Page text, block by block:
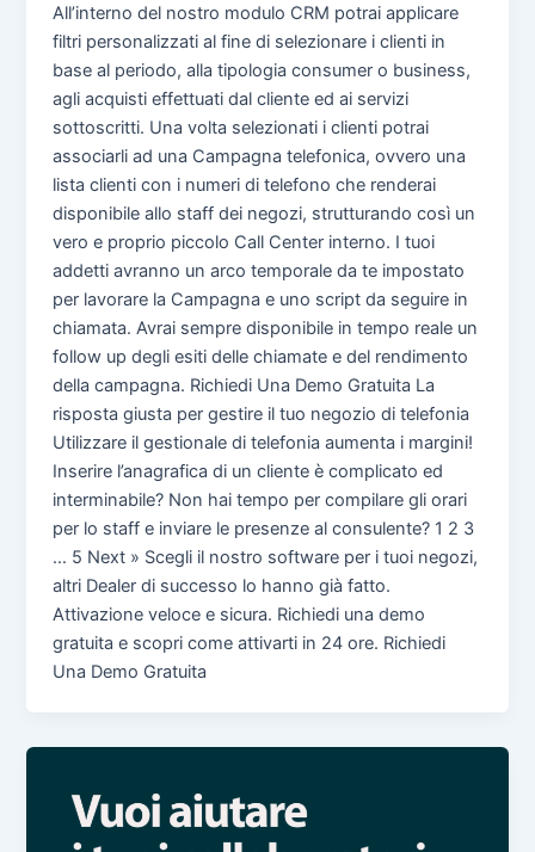
All’interno del nostro modulo CRM potrai applicare
filtri personalizzati al fine di selezionare i clienti in
base al periodo, alla tipologia consumer o business,
agli acquisti effettuati dal cliente ed ai servizi
sottoscritti. Una volta selezionati i clienti potrai
associarli ad una Campagna telefonica, ovvero una
lista clienti con i numeri di telefono che renderai
disponibile allo staff dei negozi, strutturando così un
vero e proprio piccolo Call Center interno. I tuoi
addetti avranno un arco temporale da te impostato
per lavorare la Campagna e uno script da seguire in
chiamata. Avrai sempre disponibile in tempo reale un
follow up degli esiti delle chiamate e del rendimento
della campagna. Richiedi Una Demo Gratuita La
risposta giusta per gestire il tuo negozio di telefonia
Utilizzare il gestionale di telefonia aumenta i margini!
Inserire l’anagrafica di un cliente è complicato ed
interminabile? Non hai tempo per compilare gli orari
per lo staff e inviare le presenze al consulente? 1 2 3
… 5 Next » Scegli il nostro software per i tuoi negozi,
altri Dealer di successo lo hanno già fatto.
Attivazione veloce e sicura. Richiedi una demo
gratuita e scopri come attivarti in 24 ore. Richiedi
Una Demo Gratuita